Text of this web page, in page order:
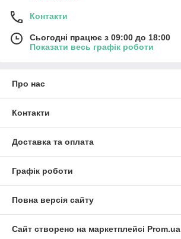
Контакти
Сьогодні працює з 09:00 до 18:00
Показати весь графік роботи
Про нас
Контакти
Доставка та оплата
Графік роботи
Повна версія сайту
Сайт створено на маркетплейсі Prom.ua